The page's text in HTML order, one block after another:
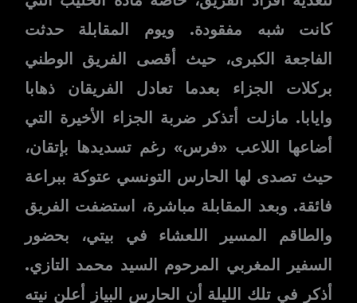
كانت شبه مفقودة. ويوم المقابلة حدثت
الفاجعة الكبرى، حيث أقصى الفريق الوطني
بركلات الجزاء بعدما تعادل الفريقان ذهابا
وايابا. مازلت أتذكر ضربة الجزاء الأخيرة التي
أضاعها اللاعب «فرس» رغم تسديدها بإتقان،
حيث تصدى لها الحارس التونسي عتوكة ببراعة
فائقة. وبعد المقابلة مباشرة، استضفت الفريق
والطاقم المسير اللعشاء في بيتي، بحضور
السفير المغربي المرحوم السيد محمد التازي.
أذكر في تلك الليلة أن الحارس البياز أعلن نیته